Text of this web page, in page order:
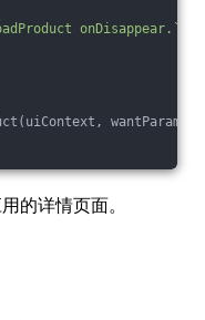
onDisappear.`
wantParam,
的详情页面。